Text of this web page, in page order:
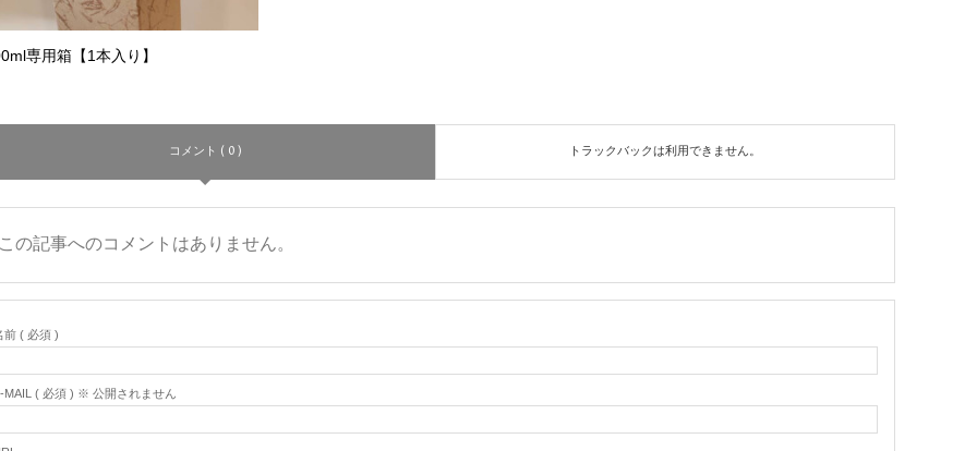
専用箱【1本入り】
コメント ( 0 ) トラックバックは利用できません。
の記事へのコメントはありません。
前 ( 必須 )
MAIL ( 必須 ) ※ 公開されません